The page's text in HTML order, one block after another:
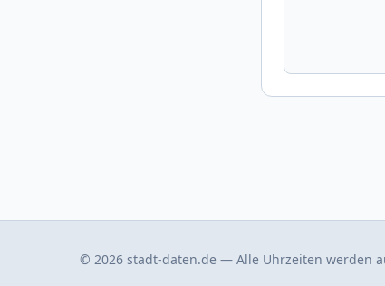
© 2026 stadt-daten.de — Alle Uhrzeiten werden